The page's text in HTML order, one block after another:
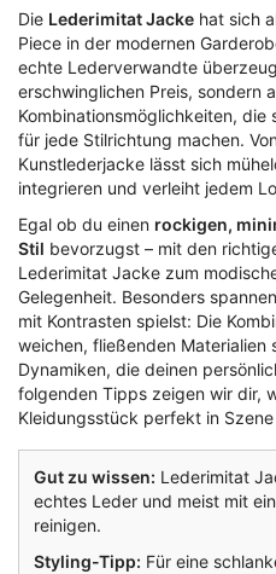
Die Lederimitat Jacke hat sich
Piece in der modernen
echte Lederverwandte
erschwinglichen Preis, sondern
Kombinationsmöglichkeiten, die
für jede Stilrichtung machen.
Kunstlederjacke lässt sich
integrieren und verleiht jedem
Egal ob du einen rockigen,
Stil bevorzugst – mit den
Lederimitat Jacke zum
Gelegenheit. Besonders
mit Kontrasten spielst: Die
weichen, fließenden
Dynamiken, die deinen
folgenden Tipps zeigen wir dir,
Kleidungsstück perfekt in
Gut zu wissen: Lederimitat
echtes Leder und meist mit
reinigen.
Styling-Tipp: Für eine